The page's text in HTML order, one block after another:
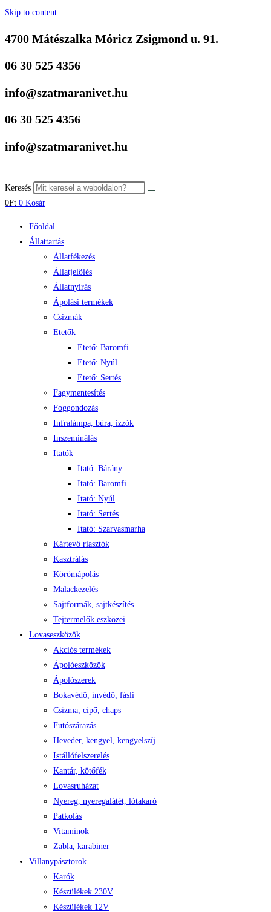
Skip to content
4700 Mátészalka Móricz Zsigmond u. 91.
06 30 525 4356
info@szatmaranivet.hu
06 30 525 4356
info@szatmaranivet.hu
Keresés
0Ft 0 Kosár
Főoldal
Állattartás
Állatfékezés
Állatjelölés
Állatnyírás
Ápolási termékek
Csizmák
Etetők
Etető: Baromfi
Etető: Nyúl
Etető: Sertés
Fagymentesítés
Foggondozás
Infralámpa, búra, izzók
Inszeminálás
Itatók
Itató: Bárány
Itató: Baromfi
Itató: Nyúl
Itató: Sertés
Itató: Szarvasmarha
Kártevő riasztók
Kasztrálás
Körömápolás
Malackezelés
Sajtformák, sajtkészítés
Tejtermelők eszközei
Lovaseszközök
Akciós termékek
Ápolóeszközök
Ápolószerek
Bokavédő, ínvédő, fásli
Csizma, cipő, chaps
Futószárazás
Heveder, kengyel, kengyelszíj
Istállófelszerelés
Kantár, kötőfék
Lovasruházat
Nyereg, nyeregalátét, lótakaró
Patkolás
Vitaminok
Zabla, karabiner
Villanypásztorok
Karók
Készülékek 230V
Készülékek 12V